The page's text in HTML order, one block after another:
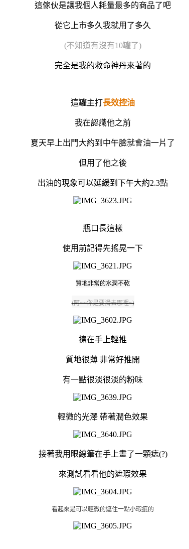
這傢伙是讓我個人耗量最多的商品了吧
從它上市多久我就用了多久
(不知道有沒有10罐了)
完全是我的救命神丹來著的
這罐主打長效控油
我在認識他之前
夏天早上出門大約到中午臉就會油一片了
但用了他之後
出油的現象可以延緩到下午大約2.3點
瓶口長這樣
使用前記得先搖晃一下
質地非常的水潤不乾
(阿~~你是要滑去哪裡~)
擦在手上輕推
質地很薄 非常好推開
有一點很淡很淡的粉味
輕微的光澤 帶著潤色效果
接著我用眼線筆在手上畫了一顆痣(?)
來測試看看他的遮瑕效果
看起來是可以輕微的遮住一點小瑕疵的